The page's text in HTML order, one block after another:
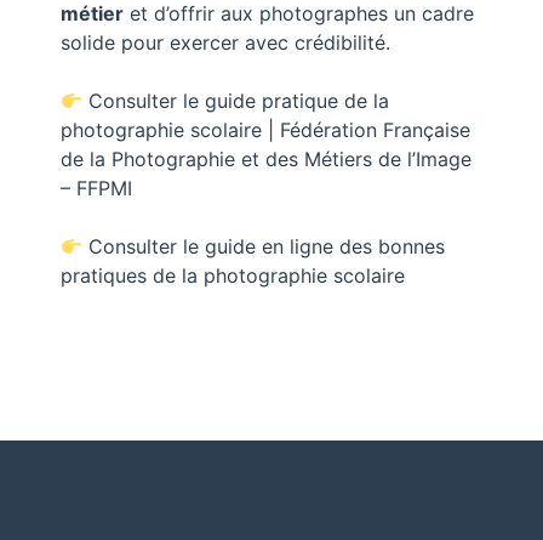
métier et d’offrir aux photographes un cadre
solide pour exercer avec crédibilité.
Consulter le guide pratique de la
photographie scolaire | Fédération Française
de la Photographie et des Métiers de l’Image
– FFPMI
Consulter le guide en ligne des bonnes
pratiques de la photographie scolaire